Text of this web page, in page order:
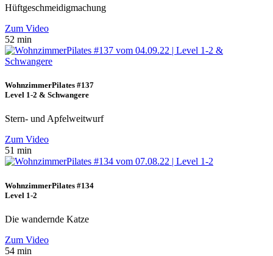
Hüftgeschmeidigmachung
Zum Video
52 min
WohnzimmerPilates #137
Level 1-2 & Schwangere
Stern- und Apfelweitwurf
Zum Video
51 min
WohnzimmerPilates #134
Level 1-2
Die wandernde Katze
Zum Video
54 min